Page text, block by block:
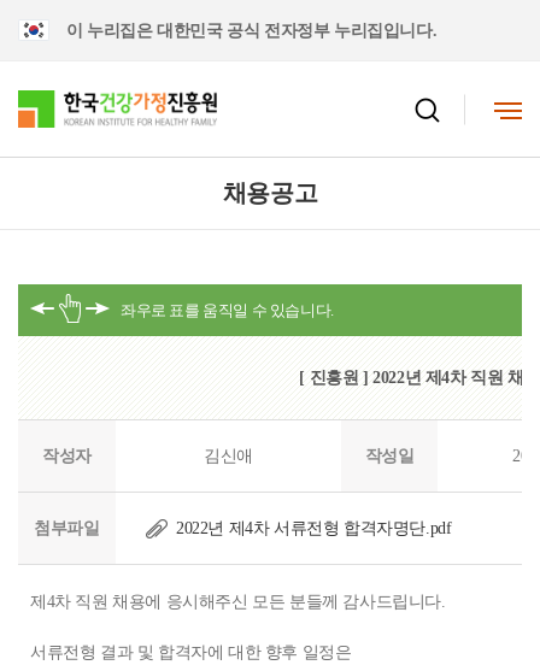
이 누리집은 대한민국 공식 전자정부 누리집입니다.
채용공고
[ 진흥원 ] 2022년 제4차 직원 채
작성자 김신애 작성일
첨부파일 2022년 제4차 서류전형 합격자명단.pdf
제4차 직원 채용에 응시해주신 모든 분들께 감사드립니다.
서류전형 결과 및 합격자에 대한 향후 일정은